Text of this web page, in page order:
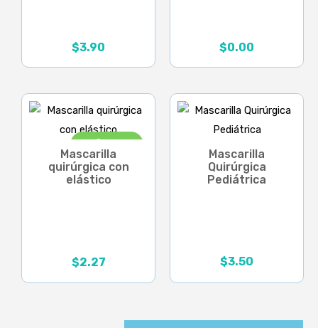
$3.90 $0.00
¡Oferta!
Mascarilla
quirúrgica con
elástico
precio
$2.27
precio
Mascarilla
Quirúrgica
Pediátrica
$3.50